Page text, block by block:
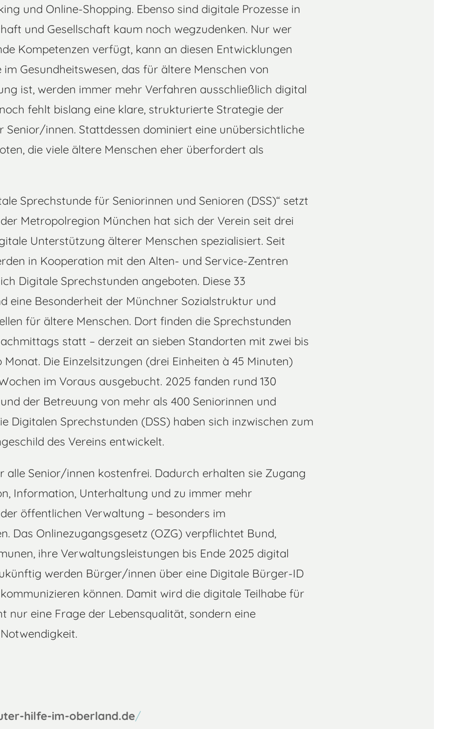
und Online-Shopping. Ebenso sind digitale Prozesse in
und Gesellschaft kaum noch wegzudenken. Nur wer
Kompetenzen verfügt, kann an diesen Entwicklungen
im Gesundheitswesen, das für ältere Menschen von
ist, werden immer mehr Verfahren ausschließlich digital
fehlt bislang eine klare, strukturierte Strategie der
Senior/innen. Stattdessen dominiert eine unübersichtliche
die viele ältere Menschen eher überfordert als
Sprechstunde für Seniorinnen und Senioren (DSS)“ setzt
Metropolregion München hat sich der Verein seit drei
Unterstützung älterer Menschen spezialisiert. Seit
in Kooperation mit den Alten- und Service-Zentren
Digitale Sprechstunden angeboten. Diese 33
eine Besonderheit der Münchner Sozialstruktur und
für ältere Menschen. Dort finden die Sprechstunden
statt – derzeit an sieben Standorten mit zwei bis
Monat. Die Einzelsitzungen (drei Einheiten à 45 Minuten)
im Voraus ausgebucht. 2025 fanden rund 130
der Betreuung von mehr als 400 Seniorinnen und
Digitalen Sprechstunden (DSS) haben sich inzwischen zum
des Vereins entwickelt.
alle Senior/innen kostenfrei. Dadurch erhalten sie Zugang
Information, Unterhaltung und zu immer mehr
öffentlichen Verwaltung – besonders im
Das Onlinezugangsgesetz (OZG) verpflichtet Bund,
ihre Verwaltungsleistungen bis Ende 2025 digital
werden Bürger/innen über eine Digitale Bürger-ID
können. Damit wird die digitale Teilhabe für
nur eine Frage der Lebensqualität, sondern eine
hilfe-im-oberland.de/